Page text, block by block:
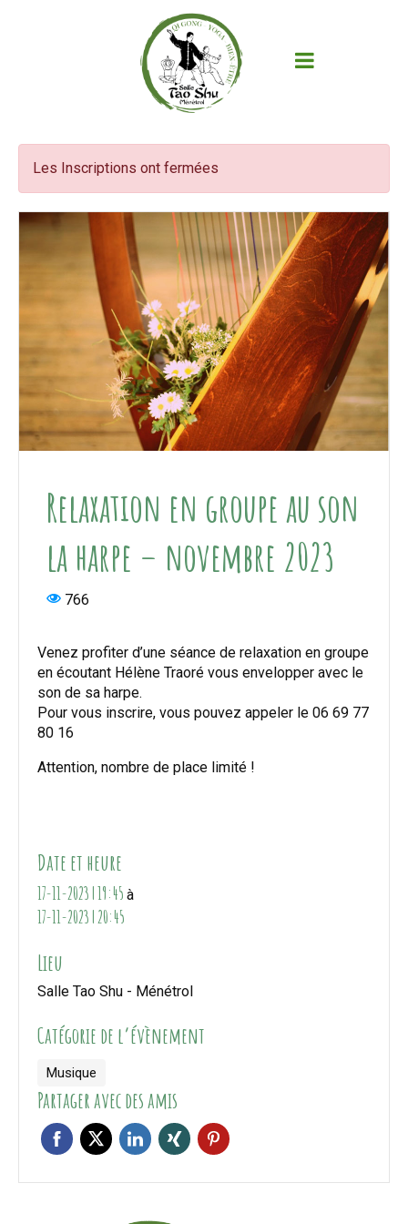
Les Inscriptions ont fermées
Relaxation en groupe au son
la harpe – novembre 2023
766
Venez profiter d’une séance de relaxation en groupe
en écoutant Hélène Traoré vous envelopper avec le
son de sa harpe.
Pour vous inscrire, vous pouvez appeler le 06 69 77
80 16
Attention, nombre de place limité !
Date et heure
17-11-2023 | 19:45 à
17-11-2023 | 20:45
Lieu
Salle Tao Shu - Ménétrol
Catégorie de l’évènement
Musique
Partager avec des amis